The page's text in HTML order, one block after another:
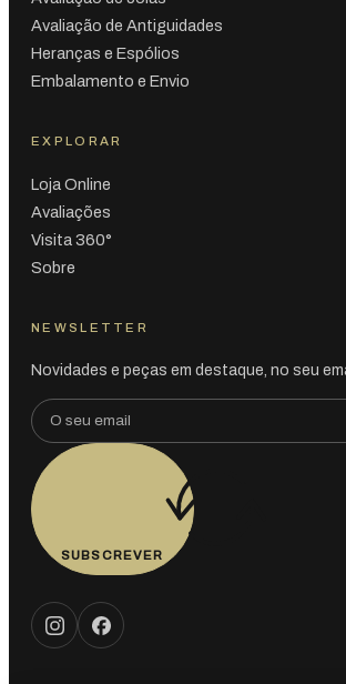
Avaliação de Antiguidades
Heranças e Espólios
Embalamento e Envio
EXPLORAR
Loja Online
Avaliações
Visita 360°
Sobre
NEWSLETTER
Novidades e peças em destaque, no seu
SUBSCREVER